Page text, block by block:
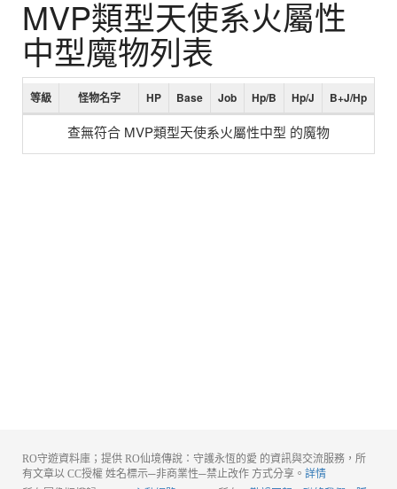
MVP類型天使系火屬性
中型魔物列表
等級 怪物名字 HP Base Job Hp/B Hp/J B+J/Hp
查無符合 MVP類型天使系火屬性中型 的魔物
RO守遊資料庫；提供 RO仙境傳說：守護永恆的愛 的資訊與交流服務，所
有文章以 CC授權 姓名標示─非商業性─禁止改作 方式分享。 詳情